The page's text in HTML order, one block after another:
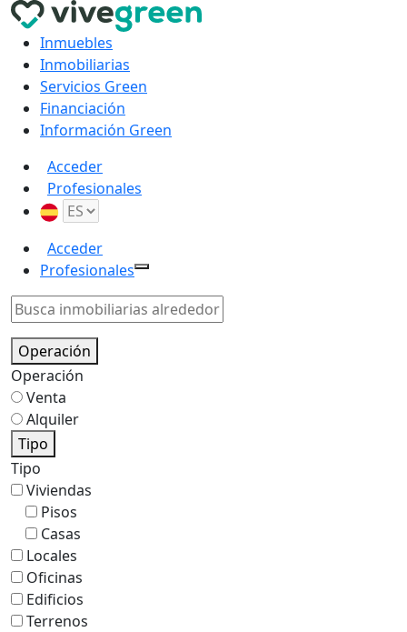
Inmuebles
Inmobiliarias
Servicios Green
Financiación
Información Green
Acceder
Profesionales
Acceder
Profesionales
Operación
Operación
Venta
Alquiler
Tipo
Tipo
Viviendas
Pisos
Casas
Locales
Oficinas
Edificios
Terrenos